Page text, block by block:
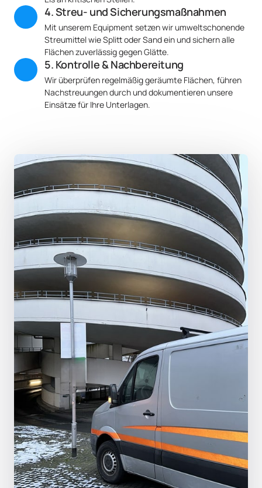
4. Streu- und Sicherungsmaßnahmen
Mit unserem Equipment setzen wir umweltschonende
Streumittel wie Splitt oder Sand ein und sichern alle
Flächen zuverlässig gegen Glätte.
5. Kontrolle & Nachbereitung
Wir überprüfen regelmäßig geräumte Flächen, führen
Nachstreuungen durch und dokumentieren unsere
Einsätze für Ihre Unterlagen.